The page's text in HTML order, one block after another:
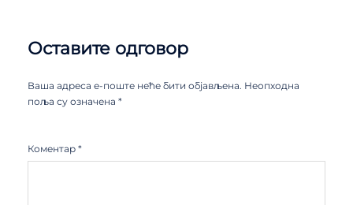
Оставите одговор
Ваша адреса е-поште неће бити објављена. Неопходна
поља су означена *
Коментар *